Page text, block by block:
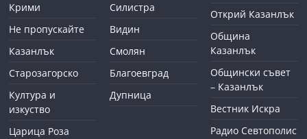
Крими
Не пропускайте
Казанлък
Старозагорско
Култура и
изкуство
Царица Роза
Силистра
Видин
Смолян
Благоевград
Дупница
Открий Казанлък
Община
Казанлък
Общински съвет
– Казанлък
Вестник Искра
Радио Севтополис